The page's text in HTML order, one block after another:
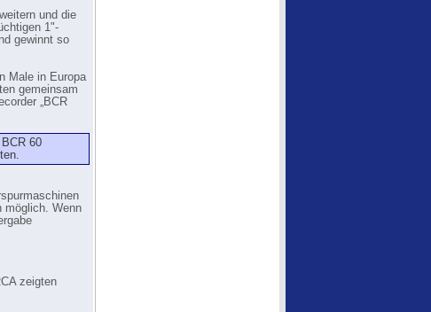
und die
1"-
gewinnt so
Male in Europa
gemeinsam
„BCR
60
möglich. Wenn
zeigten